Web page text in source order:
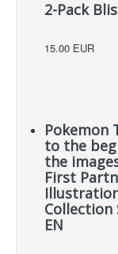
2-Pack
15.00 EUR
Pokemon
to the
the
First
Collection
EN